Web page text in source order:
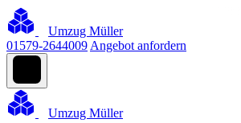
Umzug Müller
01579-2644009 Angebot anfordern
Umzug Müller